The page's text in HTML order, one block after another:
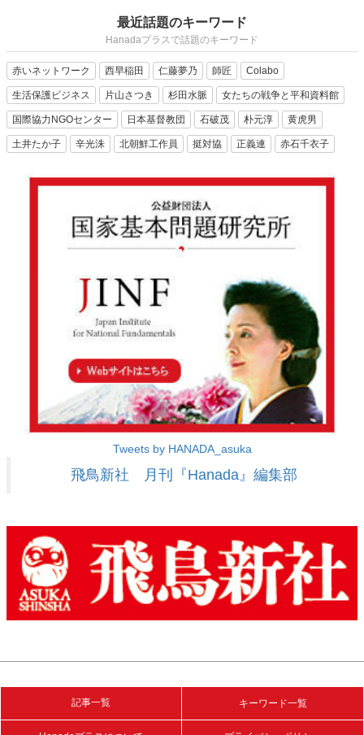
最近話題のキーワード
Hanadaプラスで話題のキーワード
赤いネットワーク 西早稲田 仁藤夢乃 師匠 Colabo
生活保護ビジネス 片山さつき 杉田水脈 女たちの戦争と平和資料館
国際協力NGOセンター 日本基督教団 石破茂 朴元淳 黄虎男
土井たか子 辛光洙 北朝鮮工作員 挺対協 正義連 赤石千衣子
Tweets by HANADA_asuka
飛鳥新社 月刊『Hanada』編集部
記事一覧 キーワード一覧